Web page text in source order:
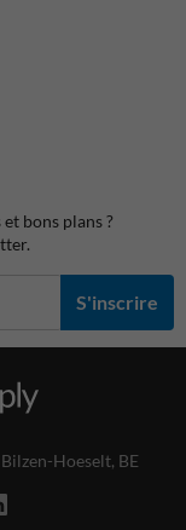
bons plans ?
S'inscrire
Bilzen-Hoeselt, BE